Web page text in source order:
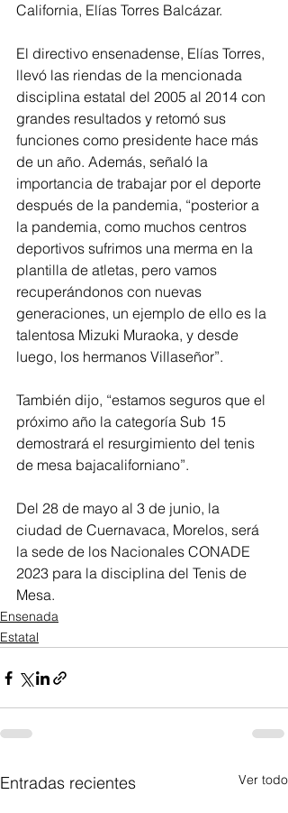
California, Elías Torres Balcázar.
El directivo ensenadense, Elías Torres,
llevó las riendas de la mencionada
disciplina estatal del 2005 al 2014 con
grandes resultados y retomó sus
funciones como presidente hace más
de un año. Además, señaló la
importancia de trabajar por el deporte
después de la pandemia, “posterior a
la pandemia, como muchos centros
deportivos sufrimos una merma en la
plantilla de atletas, pero vamos
recuperándonos con nuevas
generaciones, un ejemplo de ello es la
talentosa Mizuki Muraoka, y desde
luego, los hermanos Villaseñor”.
También dijo, “estamos seguros que el
próximo año la categoría Sub 15
demostrará el resurgimiento del tenis
de mesa bajacaliforniano”.
Del 28 de mayo al 3 de junio, la
ciudad de Cuernavaca, Morelos, será
la sede de los Nacionales CONADE
2023 para la disciplina del Tenis de
Mesa.
Ensenada
Estatal
Entradas recientes Ver todo